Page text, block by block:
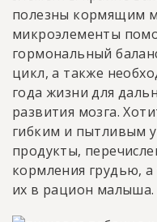
полезны кормящим
микроэлементы
гормональный
цикл, а также
года жизни для
развития мозга.
гибким и пытливым
продукты,
кормления грудью,
их в рацион малыша.